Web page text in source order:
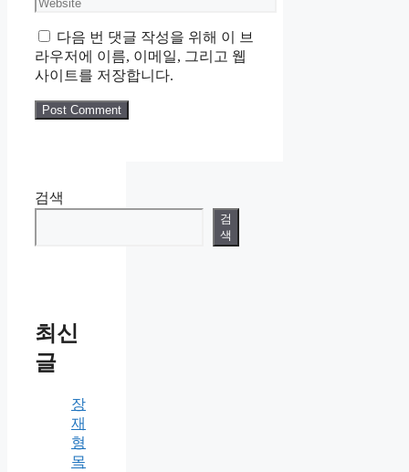
다음 번 댓글 작성을 위해 이 브
라우저에 이름, 이메일, 그리고 웹
사이트를 저장합니다.
검색
검
색
최신
글
장
재
형
목